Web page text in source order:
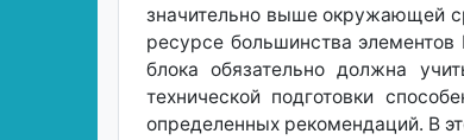
значительно выше окружающей
ресурсе большинства
блока обязательно должна
технической подготовки
определенных рекомендаций. В